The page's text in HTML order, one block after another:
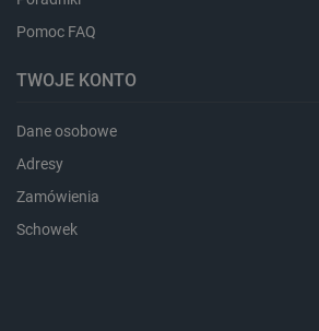
Pomoc FAQ
TWOJE KONTO
Dane osobowe
Adresy
Zamówienia
Schowek